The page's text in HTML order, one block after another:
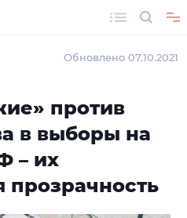
Обновлено 07.10.2021
против
в выборы на
– их
прозрачность